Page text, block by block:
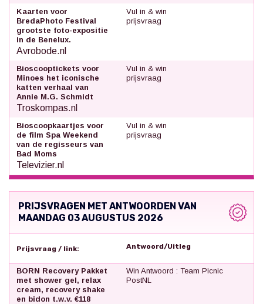
Kaarten voor
BredaPhoto Festival
grootste foto-expositie
in de Benelux.
Avrobode.nl
Vul in & win
prijsvraag
Bioscooptickets voor
Minoes het iconische
katten verhaal van
Annie M.G. Schmidt
Troskompas.nl
Vul in & win
prijsvraag
Bioscoopkaartjes voor
de film Spa Weekend
van de regisseurs van
Bad Moms
Televizier.nl
Vul in & win
prijsvraag
PRIJSVRAGEN MET ANTWOORDEN VAN
MAANDAG 03 AUGUSTUS 2026
Prijsvraag / link: Antwoord/Uitleg
BORN Recovery Pakket
met shower gel, relax
cream, recovery shake
en bidon t.w.v. €118
Win Antwoord : Team Picnic
PostNL